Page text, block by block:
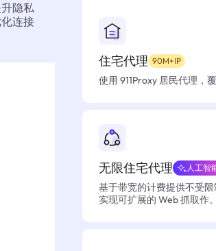
隐私
连接
住宅代理 90M+IP
使用 911Proxy 居民代理，
无限住宅代理 人工智
基于带宽的计费提供不受
实现可扩展的 Web 抓取作。